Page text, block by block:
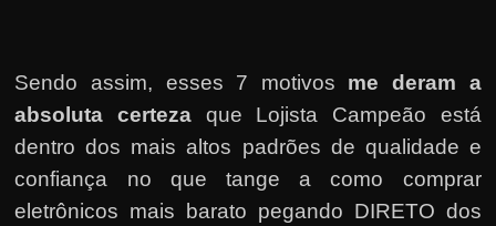
Sendo assim, esses 7 motivos me deram a
absoluta certeza que Lojista Campeão está
dentro dos mais altos padrões de qualidade e
confiança no que tange a como comprar
eletrônicos mais barato pegando DIRETO dos